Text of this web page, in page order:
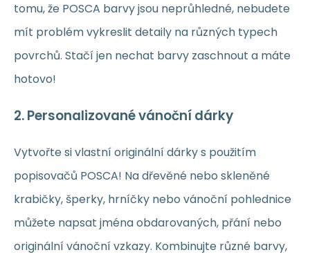
tomu, že POSCA barvy jsou neprůhledné, nebudete
mít problém vykreslit detaily na různých typech
povrchů. Stačí jen nechat barvy zaschnout a máte
hotovo!
2.Personalizované vánoční dárky
Vytvořte si vlastní originální dárky s použitím
popisovačů POSCA! Na dřevěné nebo skleněné
krabičky, šperky, hrníčky nebo vánoční pohlednice
můžete napsat jména obdarovaných, přání nebo
originální vánoční vzkazy. Kombinujte různé barvy,